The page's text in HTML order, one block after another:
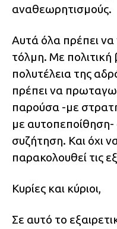
αναθεωρητισμούς.
Αυτά όλα πρέπει
τόλμη. Με
πολυτέλεια της
πρέπει να
παρούσα -με
με
συζήτηση. Και όχι
παρακολουθεί τις
Κυρίες και κύριοι,
Σε αυτό το